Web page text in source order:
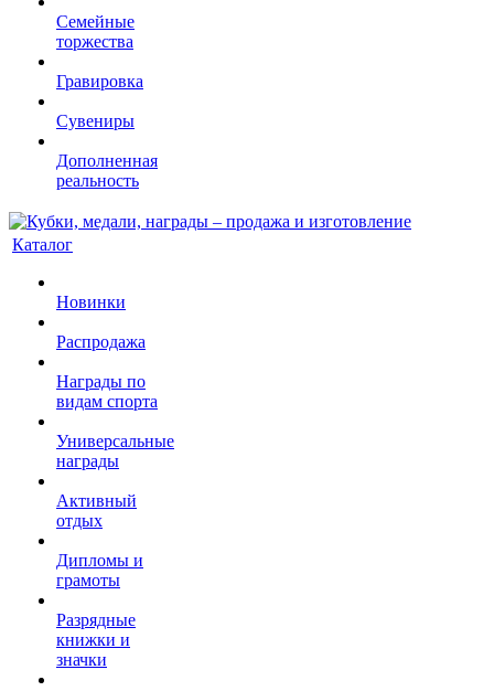
Семейные
торжества
Гравировка
Сувениры
Дополненная
реальность
Каталог
Новинки
Распродажа
Награды по
видам спорта
Универсальные
награды
Активный
отдых
Дипломы и
грамоты
Разрядные
книжки и
значки